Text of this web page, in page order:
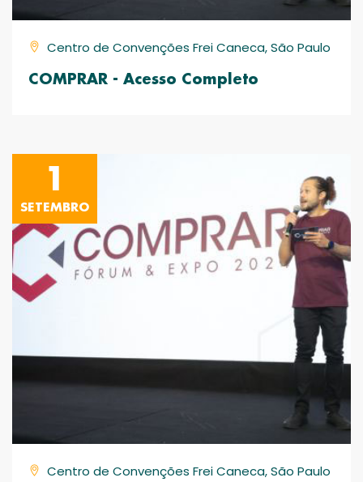
Centro de Convenções Frei Caneca, São Paulo
COMPRAR - Acesso Completo
1
SETEMBRO
Centro de Convenções Frei Caneca, São Paulo